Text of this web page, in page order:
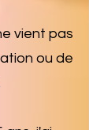
vient pas
ou de